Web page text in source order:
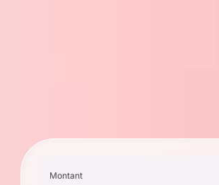
Montant